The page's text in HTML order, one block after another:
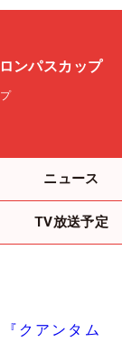
ンパスカップ
ニュース
TV放送予定
クアンタム